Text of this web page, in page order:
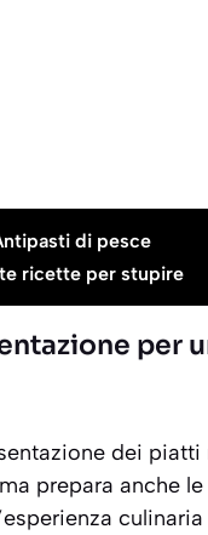
di pesce
ricette per stupire
per
dei piatti
prepara anche